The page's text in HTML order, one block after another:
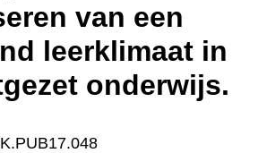
van een
leerklimaat in
onderwijs.